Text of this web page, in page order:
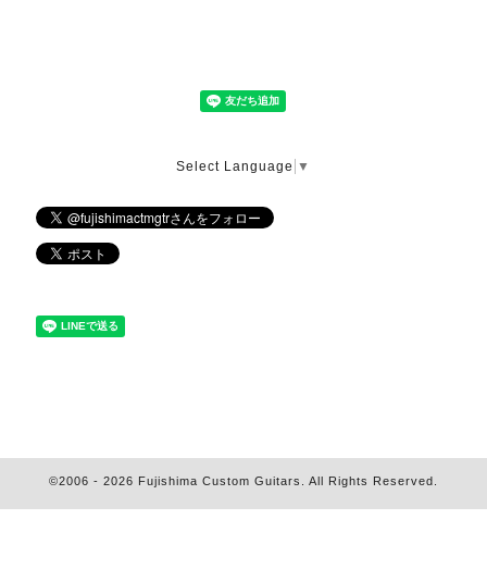
Select Language ▼
©2006 - 2026 Fujishima Custom Guitars . All Rights Reserved.